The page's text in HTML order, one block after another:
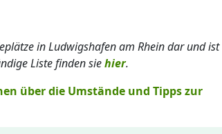
in Ludwigshafen am Rhein dar und ist
Liste finden siehier.
über die Umstände und Tipps zur